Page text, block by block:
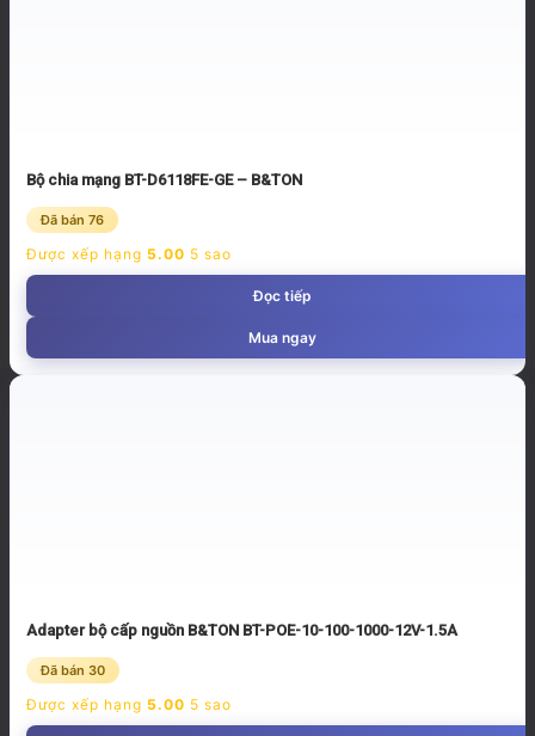
Bộ chia mạng BT-D6118FE-GE – B&TON
Đã bán 76
Được xếp hạng 5.00 5 sao
Đọc tiếp
Mua ngay
Adapter bộ cấp nguồn B&TON BT-POE-10-100-1000-12V-1.5A
Đã bán 30
Được xếp hạng 5.00 5 sao